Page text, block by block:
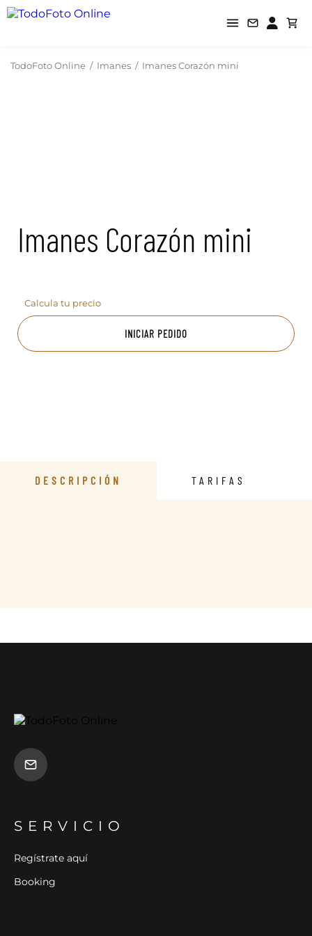
TodoFoto Online / Imanes / Imanes Corazón mini
Imanes Corazón mini
Calcula tu precio
INICIAR PEDIDO
DESCRIPCIÓN TARIFAS
SERVICIO
Regístrate aquí
Booking